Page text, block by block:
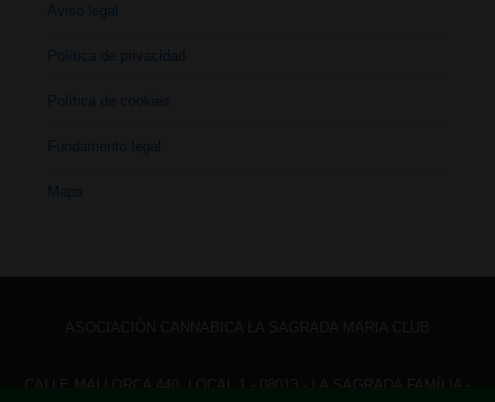
Aviso legal
Política de privacidad
Política de cookies
Fundamento legal
Mapa
CALLE MALLORCA 440, LOCAL 1 - 08013 - LA SAGRADA FAMÍLIA -